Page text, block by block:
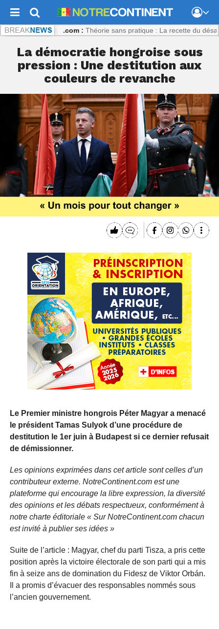
: Théorie sans pratique : La recette du désastre
La démocratie hongroise sous
pression : Une destitution aux
couleurs de revanche
Le Premier ministre hongrois Péter Magyar a menacé
le président Tamas Sulyok d’une procédure de
destitution le 1er juin à Budapest si ce dernier refusait
de démissionner.
Les opinions exprimées dans cet article sont celles d’un
contributeur externe. NotreContinent.com est une
plateforme qui encourage la libre expression, la diversité
des opinions et les débats respectueux, conformément à
notre charte éditoriale « Sur NotreContinent.com chacun
est invité à publier ses idées »
Suite de l’article : Magyar, chef du parti Tisza, a pris cette
position après la victoire électorale de son parti qui a mis
fin à seize ans de domination du Fidesz de Viktor Orbán.
Il a promis d’évacuer des responsables nommés sous
l’ancien gouvernement.